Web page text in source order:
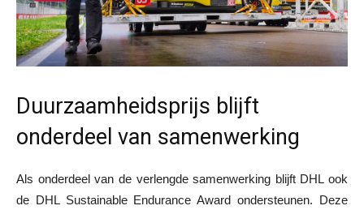
Duurzaamheidsprijs blijft
onderdeel van samenwerking
Als onderdeel van de verlengde samenwerking blijft DHL ook
de DHL Sustainable Endurance Award ondersteunen. Deze